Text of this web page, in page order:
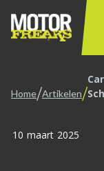
Home/Artikelen/
10 maart 2025